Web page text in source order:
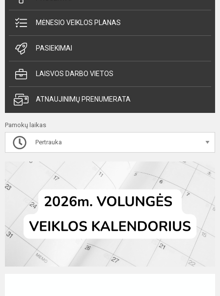
MĖNESIO VEIKLOS PLANAS
PASIEKIMAI
LAISVOS DARBO VIETOS
ATNAUJINIMŲ PRENUMERATA
Pamokų laikas
Pertrauka